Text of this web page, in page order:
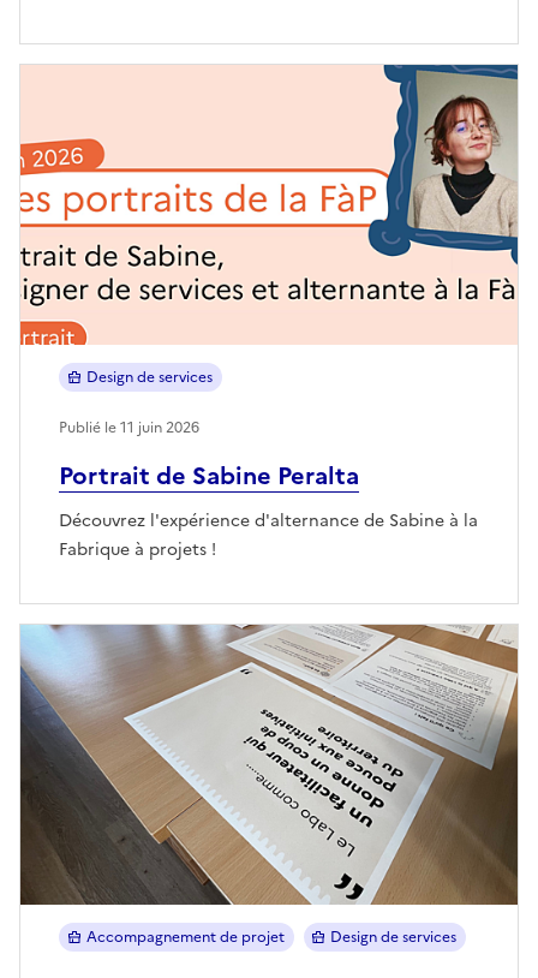
Portrait de Sabine Peralta
Découvrez l'expérience d'alternance de Sabine à la
Fabrique à projets !
Design de services
Publié le 11 juin 2026
Accompagnement de projet Design de services